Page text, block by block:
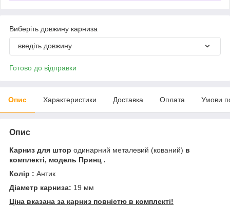
Виберіть довжину карниза
введіть довжину
Готово до відправки
Опис Характеристики Доставка Оплата Умови
Опис
Карниз для штор одинарний металевий (кований) в
комплекті, модель Принц .
Колір : Антик
Діаметр карниза: 19 мм
Ціна вказана за карниз повністю в комплекті!